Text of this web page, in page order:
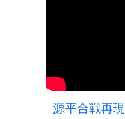
源平合戦再